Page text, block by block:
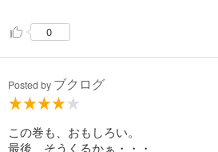
0
Posted by ブクログ
この巻も、おもしろい。
最後、そうくるかぁ・・・